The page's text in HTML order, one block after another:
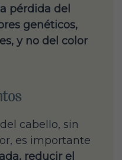
la pérdida del
genéticos,
y no del color
cabello, sin
es importante
reducir el